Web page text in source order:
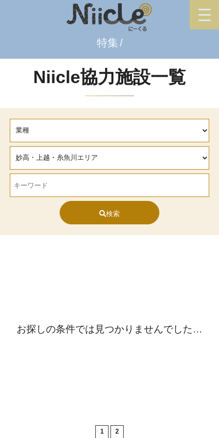
特集
Niicle協力施設一覧
検索
お探しの条件では見つかりませんでした…
1 2